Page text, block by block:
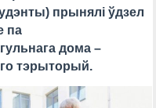
прынялі ўдзел
па
дома –
тэрыторый.